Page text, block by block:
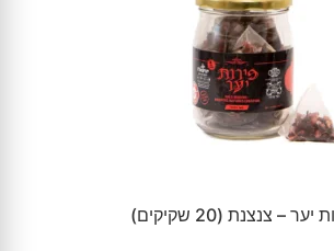
יער – צנצנת (20 שקיקים)